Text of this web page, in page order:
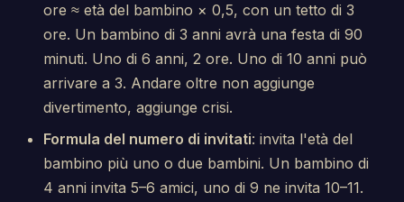
ore ≈ età del bambino × 0,5, con un tetto di 3
ore. Un bambino di 3 anni avrà una festa di 90
minuti. Uno di 6 anni, 2 ore. Uno di 10 anni può
arrivare a 3. Andare oltre non aggiunge
divertimento, aggiunge crisi.
Formula del numero di invitati: invita l'età del
bambino più uno o due bambini. Un bambino di
4 anni invita 5–6 amici, uno di 9 ne invita 10–11.